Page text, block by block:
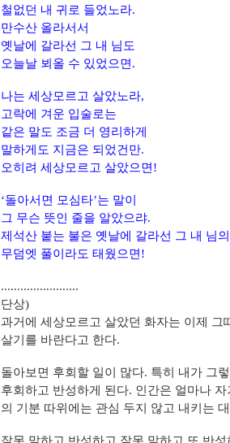
철없던 내 귀로 들었노라.
만수산 올라서서
옛날에 갈라선 그 내 님도
오늘날 뵈올 수 있었으면.
나는 세상모르고 살았노라,
고락에 겨운 입술로는
같은 말도 조금 더 영리하게
말하게도 지금은 되었건만.
오히려 세상모르고 살았으면!
‘돌아서면 모심타’는 말이
그 무슨 뜻인 줄을 알았으랴.
제석산 붙는 불은 옛날에 갈라선 그 내 님의
무덤엣 풀이라도 태웠으면!
........................
단상)
과거에 세상모르고 살았던 화자는 이제
살기를 바란다고 한다.
돌아보면 후회할 일이 많다. 특히 내가 그
후회하고 반성하게 된다. 인간은 얼마나
의 기분 따위에는 관심 두지 않고 내키는